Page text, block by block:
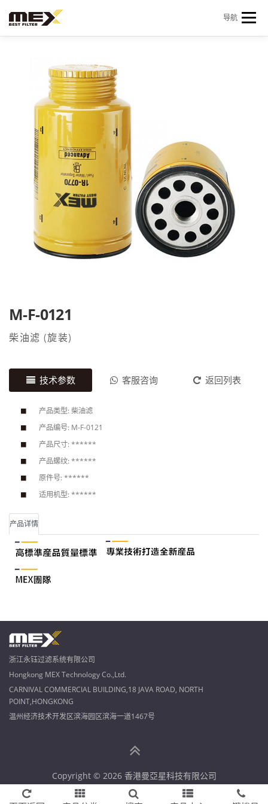
导航
新闻 & 资讯 关于我们
M-F-0121
柴油滤 (旋装)
技术参数 客服咨询 返回列表
产品类型: 柴油滤
产品编号: M-F-0121
产品尺寸: ******
产品螺纹: ******
原件号: ******
适用机型: ******
产品详情
浙江永钰过滤系统有限公司
Hongkong MEX Technology Co.,Ltd.
CARNIVAL COMMERCIAL BUILDING,18 JAVA ROAD, NORTH
POINT,HONGKONG
温州经济技术开发区滨海园区滨海一道1467号
Copyright © 2026 香港曼亞星科技有限公司